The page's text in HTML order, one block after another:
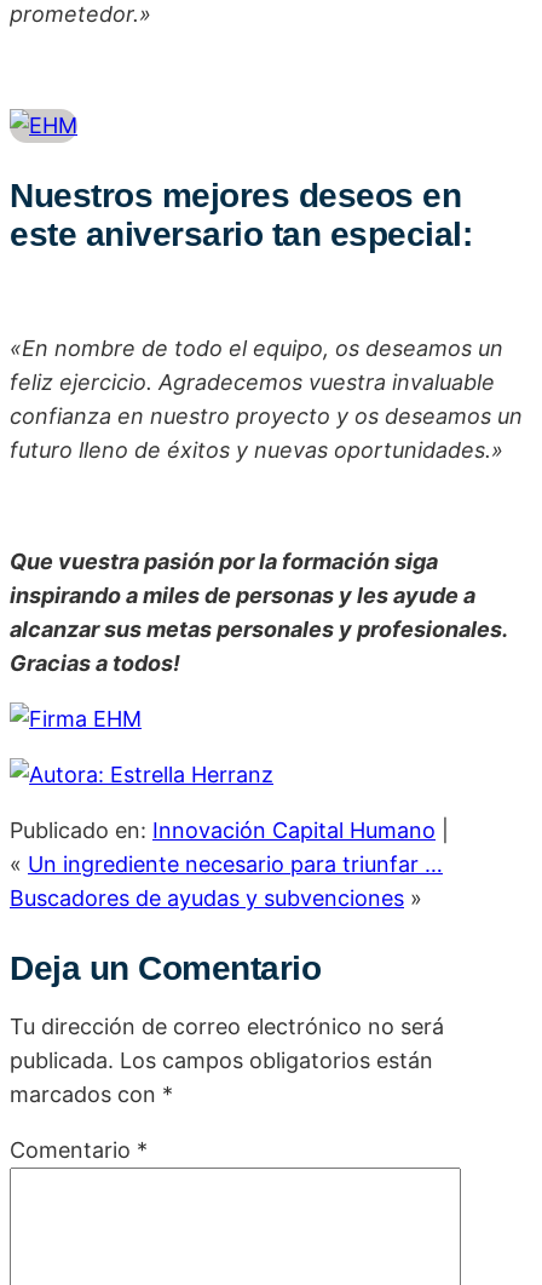
prometedor.»
Nuestros mejores deseos en
este aniversario tan especial:
«En nombre de todo el equipo, os deseamos un
feliz ejercicio. Agradecemos vuestra invaluable
confianza en nuestro proyecto y os deseamos un
futuro lleno de éxitos y nuevas oportunidades.»
Que vuestra pasión por la formación siga
inspirando a miles de personas y les ayude a
alcanzar sus metas personales y profesionales.
Gracias a todos!
Publicado en: Innovación Capital Humano
« Un ingrediente necesario para triunfar …
Buscadores de ayudas y subvenciones »
Deja un Comentario
Tu dirección de correo electrónico no será
publicada. Los campos obligatorios están
marcados con *
Comentario *